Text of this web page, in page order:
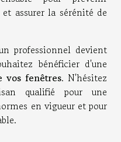
assurer la sérénité de
professionnel devient
bénéficier d'une
vos fenêtres. N'hésitez
qualifié pour une
en vigueur et pour